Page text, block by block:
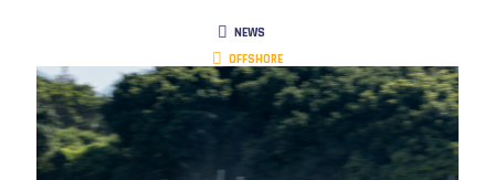
NEWS
OFFSHORE